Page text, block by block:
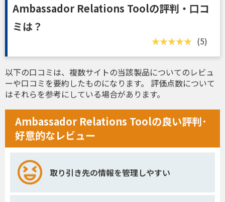
Ambassador Relations Toolの評判・口コ
ミは？
(5)
以下の口コミは、複数サイトの当該製品についてのレビュ
ーや口コミを要約したものになります。 評価点数について
はそれらを参考にしている場合があります。
Ambassador Relations Toolの良い評判･
好意的なレビュー
取り引き先の情報を管理しやすい